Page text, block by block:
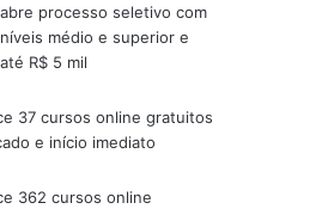
abre processo seletivo com
médio e superior e
R$ 5 mil
37 cursos online gratuitos
e início imediato
362 cursos online